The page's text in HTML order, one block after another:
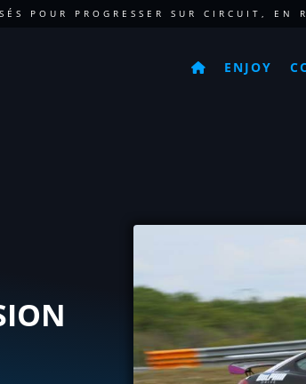
POUR PROGRESSER SUR CIRCUIT, EN
ENJOY